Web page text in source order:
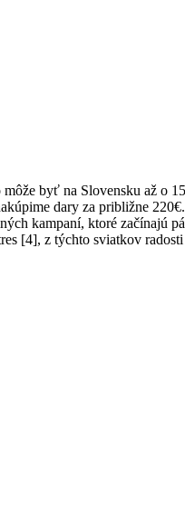
byť na Slovensku až o
dary za približne
kampaní, ktoré začínajú
[4], z týchto sviatkov